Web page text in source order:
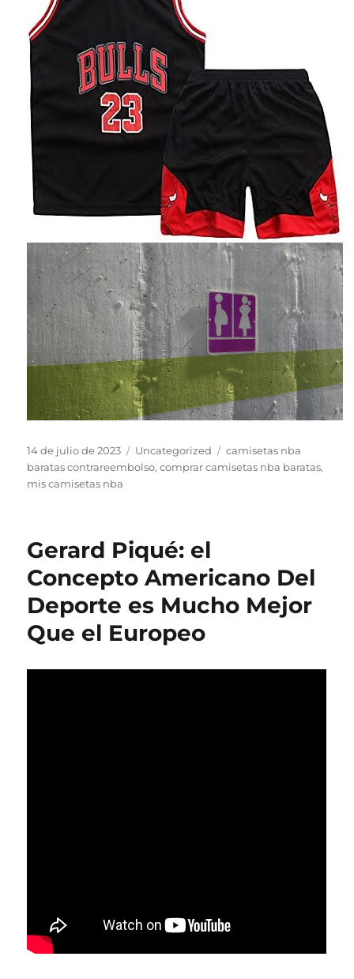
Publicado
el
14 de julio de 2023 Categorías
Uncategorized Etiquetas
camisetas nba
baratas contrareembolso,comprar camisetas nba baratas,
mis camisetas nba
Gerard Piqué: el
Concepto Americano Del
Deporte es Mucho Mejor
Que el Europeo